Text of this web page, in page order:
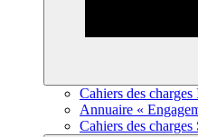
Cahiers des
Annuaire «
Cahiers des charges